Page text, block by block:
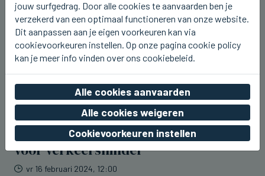
DE PANNE, BRUGGE
Classic Brugge - De Panne kan zorgen
voor verkeershinder
vr 16 februari 2024, 12:00
jouw surfgedrag. Door alle cookies te aanvaarden ben je
verzekerd van een optimaal functioneren van onze website.
Dit aanpassen aan je eigen voorkeuren kan via
cookievoorkeuren instellen. Op onze pagina cookie policy
kan je meer info vinden over ons cookiebeleid.
Alle cookies aanvaarden
Alle cookies weigeren
Cookievoorkeuren instellen